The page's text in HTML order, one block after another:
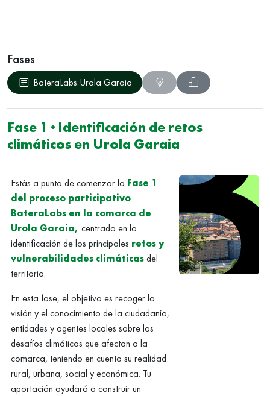
Fases
BateraLabs Urola Garaia
Fase 1 · Identificación de retos
climáticos en Urola Garaia
Estás a punto de comenzar la Fase 1
del proceso participativo
BateraLabs en la comarca de
Urola Garaia, centrada en la
identificación de los principales retos y
vulnerabilidades climáticasdel
territorio.
En esta fase, el objetivo es recoger la
visión y el conocimiento de la ciudadanía,
entidades y agentes locales sobre los
desafíos climáticos que afectan a la
comarca, teniendo en cuenta su realidad
rural, urbana, social y económica. Tu
aportación ayudará a construir un